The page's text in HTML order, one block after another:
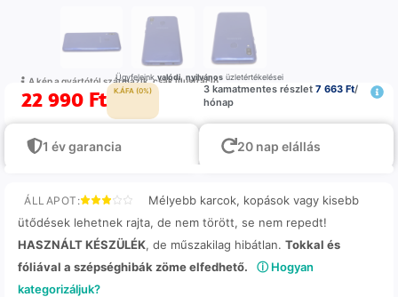
A kép a gyártótól származik, csak illustráció
Ügyfeleinkvalódi,nyilvánosüzletértékelései
22 990 Ft K.ÁFA (0%) 3 kamatmentes részlet 7 663 Ft/
hónap
1 év garancia 20 nap elállás
ÁLLAPOT:
Mélyebb karcok, kopások vagy kisebb
ütődések lehetnek rajta, de nem törött, se nem repedt!
HASZNÁLT KÉSZÜLÉK, de műszakilag hibátlan. Tokkal és
fóliával a szépséghibák zöme elfedhető.
ⓘ Hogyan
kategorizáljuk?